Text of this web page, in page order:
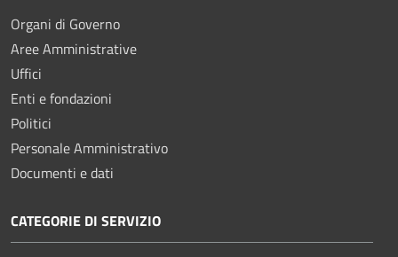
Organi di Governo
Aree Amministrative
Uffici
Enti e fondazioni
Politici
Personale Amministrativo
Documenti e dati
CATEGORIE DI SERVIZIO